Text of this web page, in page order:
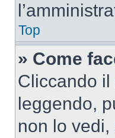
Top
» Come
Cliccando il
leggendo,
non lo